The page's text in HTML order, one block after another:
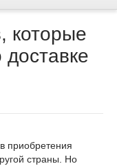
которые
приобретения
страны. Но